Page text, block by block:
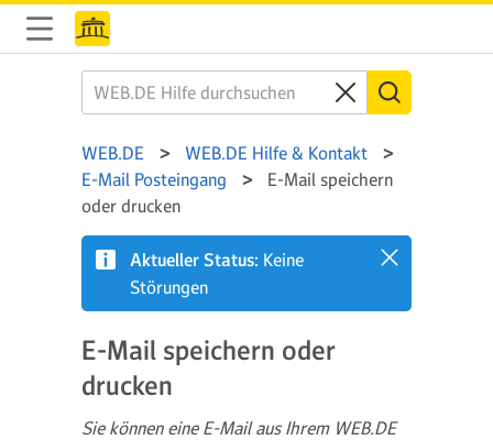
WEB.DE
WEB.DE Hilfe & Kontakt
E-Mail Posteingang
E-Mail speichern
oder drucken
Aktueller Status: Keine
Störungen
E-Mail speichern oder
drucken
Sie können eine E-Mail aus Ihrem WEB.DE